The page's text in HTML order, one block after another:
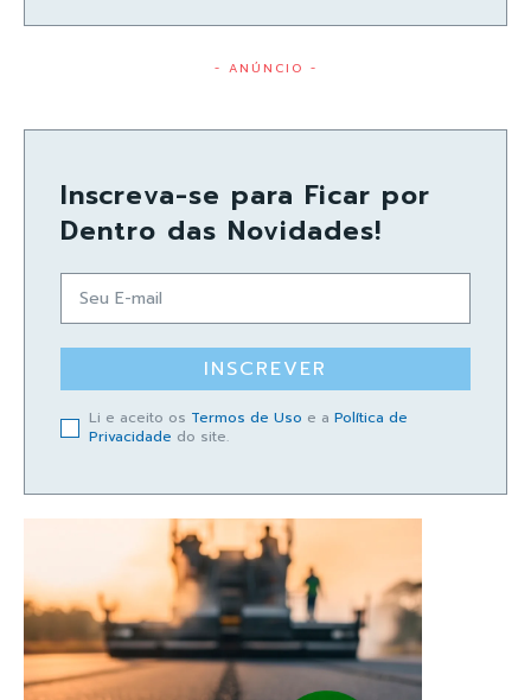
- ANÚNCIO -
Inscreva-se para Ficar por
Dentro das Novidades!
INSCREVER
Li e aceito os Termos de Uso e a Política de
Privacidade do site.